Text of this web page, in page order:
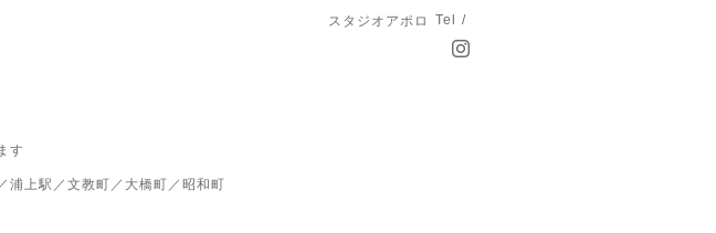
スタジオアポロ Tel /
す
浦上駅／文教町／大橋町／昭和町